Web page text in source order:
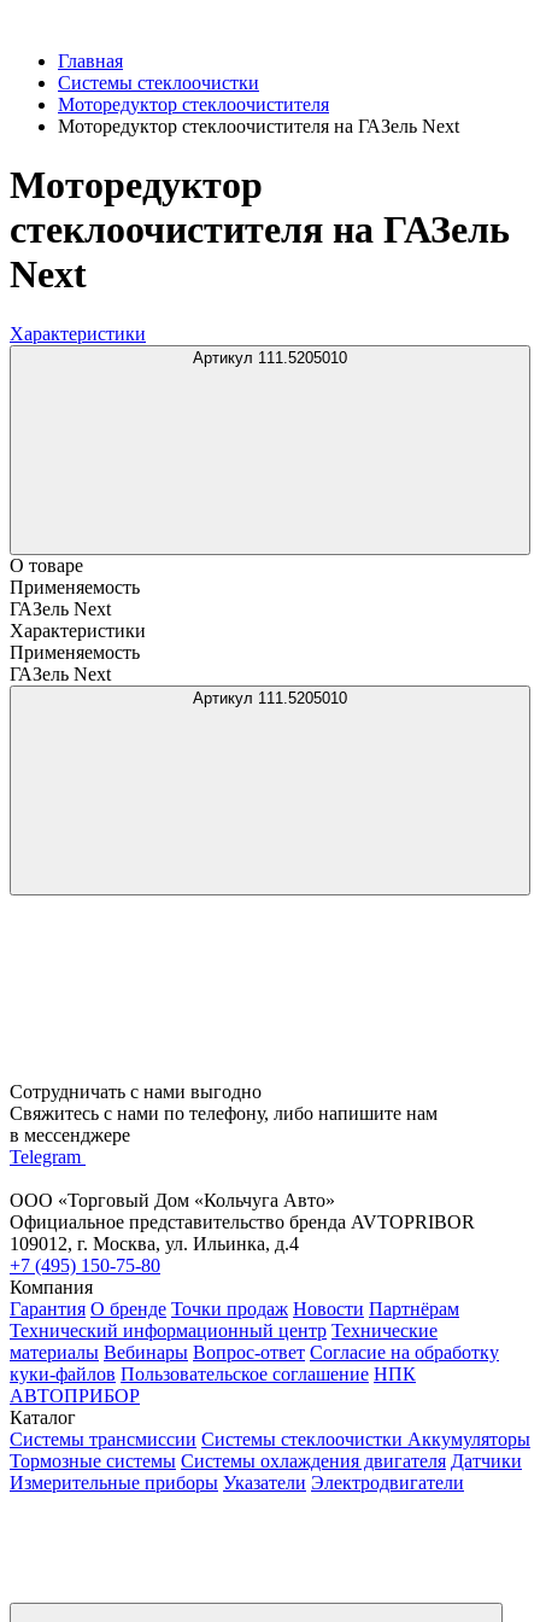
Главная
Системы стеклоочистки
Моторедуктор стеклоочистителя
Моторедуктор стеклоочистителя на ГАЗель Next
Моторедуктор
стеклоочистителя на ГАЗель
Next
Характеристики
Артикул 111.5205010
О товаре
Применяемость
ГАЗель Next
Характеристики
Применяемость
ГАЗель Next
Артикул 111.5205010
Сотрудничать с нами выгодно
Свяжитесь с нами по телефону, либо напишите нам
в мессенджере
Telegram
ООО «Торговый Дом «Кольчуга Авто»
Официальное представительство бренда AVTOPRIBOR
109012, г. Москва, ул. Ильинка, д.4
+7 (495) 150-75-80
Компания
Гарантия О бренде Точки продаж Новости Партнёрам
Технический информационный центр Технические
материалы Вебинары Вопрос-ответ Согласие на обработку
куки-файлов Пользовательское соглашение НПК
АВТОПРИБОР
Каталог
Системы трансмиссии Системы стеклоочистки Аккумуляторы
Тормозные системы Системы охлаждения двигателя Датчики
Измерительные приборы Указатели Электродвигатели